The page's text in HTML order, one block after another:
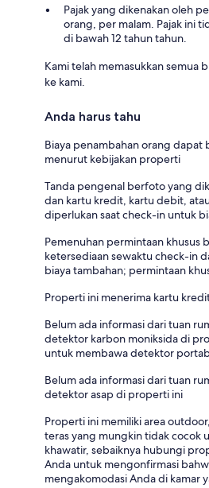
Pajak yang dikenakan oleh
orang, per malam. Pajak ini
di bawah 12 tahun tahun.
Kami telah memasukkan semua
ke kami.
Anda harus tahu
Biaya penambahan orang
menurut kebijakan properti
Tanda pengenal berfoto yang
dan kartu kredit, kartu debit,
diperlukan saat check-in untuk
Pemenuhan permintaan khusus
ketersediaan sewaktu check-in
biaya tambahan; permintaan
Properti ini menerima kartu
Belum ada informasi dari tuan
detektor karbon moniksida di
untuk membawa detektor
Belum ada informasi dari tuan
detektor asap di properti ini
Properti ini memiliki area
teras yang mungkin tidak cocok
khawatir, sebaiknya hubungi
Anda untuk mengonfirmasi
mengakomodasi Anda di kamar